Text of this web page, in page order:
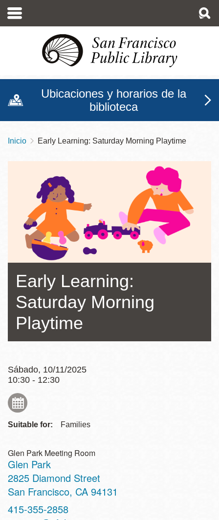
contenido
Ubicaciones y horarios de la
biblioteca
Sobrescribir
enlaces
ayuda
navegación
Inicio Early Learning: Saturday Morning Playtime
Early Learning:
Saturday Morning
Playtime
Sábado, 10/11/2025
10:30 - 12:30
Suitable for: Families
Glen Park Meeting Room
Glen Park
Address
2825 Diamond Street
San Francisco, CA 94131
Contact
Telephone
415-355-2858